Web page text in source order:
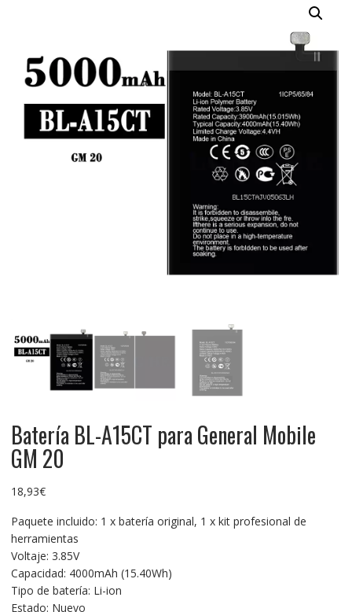
Batería BL-A15CT para General Mobile
GM 20
18,93€
Paquete incluido: 1 x batería original, 1 x kit profesional de
herramientas
Voltaje: 3.85V
Capacidad: 4000mAh (15.40Wh)
Tipo de batería: Li-ion
Estado: Nuevo